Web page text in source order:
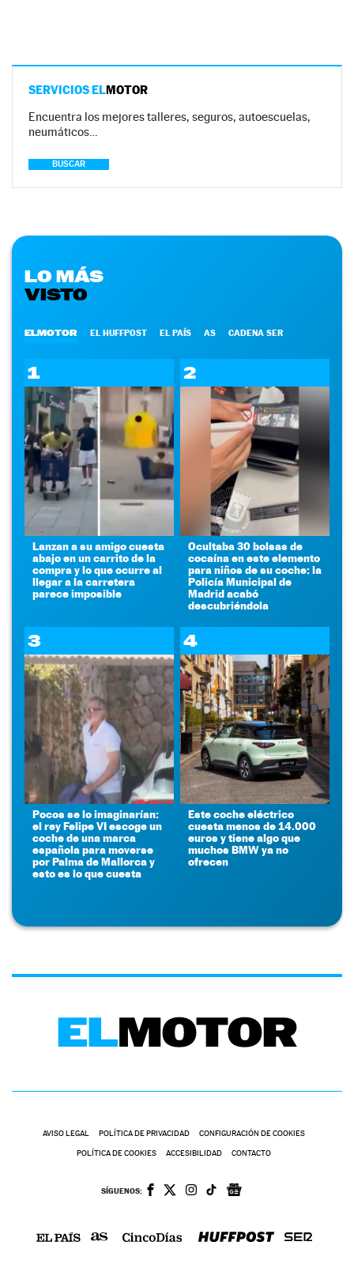
SERVICIOS ELMOTOR
Encuentra los mejores talleres, seguros, autoescuelas,
neumáticos…
BUSCAR
LO MÁS
VISTO
ELMOTOR EL HUFFPOST EL PAÍS AS CADENA SER
1
Lanzan a su amigo cuesta
abajo en un carrito de la
compra y lo que ocurre al
llegar a la carretera
parece imposible
2
Ocultaba 30 bolsas de
cocaína en este elemento
para niños de su coche: la
Policía Municipal de
Madrid acabó
descubriéndola
3
Pocos se lo imaginarían:
el rey Felipe VI escoge un
coche de una marca
española para moverse
por Palma de Mallorca y
esto es lo que cuesta
4
Este coche eléctrico
cuesta menos de 14.000
euros y tiene algo que
muchos BMW ya no
ofrecen
AVISO LEGAL POLÍTICA DE PRIVACIDAD CONFIGURACIÓN DE COOKIES
POLÍTICA DE COOKIES ACCESIBILIDAD CONTACTO
SÍGUENOS: